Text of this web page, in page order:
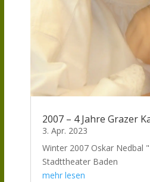
2007 – 4 Jahre Grazer
3. Apr. 2023
Winter 2007 Oskar Nedbal
Stadttheater Baden
mehr lesen